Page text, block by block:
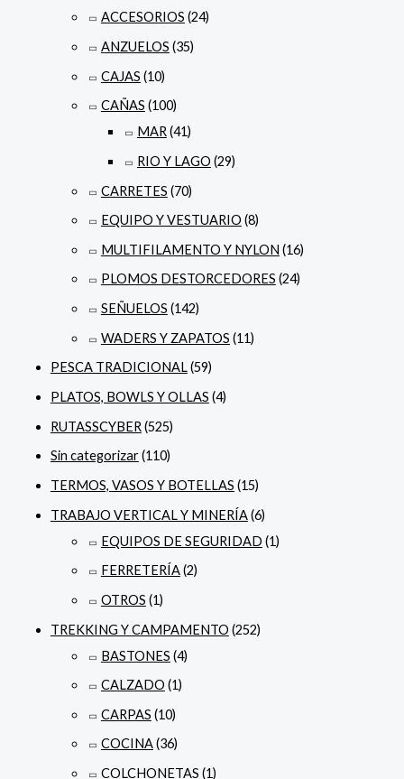
ACCESORIOS (24)
ANZUELOS (35)
CAJAS (10)
CAÑAS (100)
MAR(41)
RIO Y LAGO (29)
CARRETES (70)
EQUIPO Y VESTUARIO (8)
MULTIFILAMENTO Y NYLON (16)
PLOMOS DESTORCEDORES (24)
SEÑUELOS (142)
WADERS Y ZAPATOS (11)
PESCA TRADICIONAL(59)
PLATOS, BOWLS Y OLLAS (4)
RUTASSCYBER(525)
Sin categorizar(110)
TERMOS, VASOS Y BOTELLAS (15)
TRABAJO VERTICAL Y MINERÍA(6)
EQUIPOS DE SEGURIDAD (1)
FERRETERÍA(2)
OTROS (1)
TREKKING Y CAMPAMENTO (252)
BASTONES (4)
CALZADO (1)
CARPAS (10)
COCINA(36)
COLCHONETAS (1)